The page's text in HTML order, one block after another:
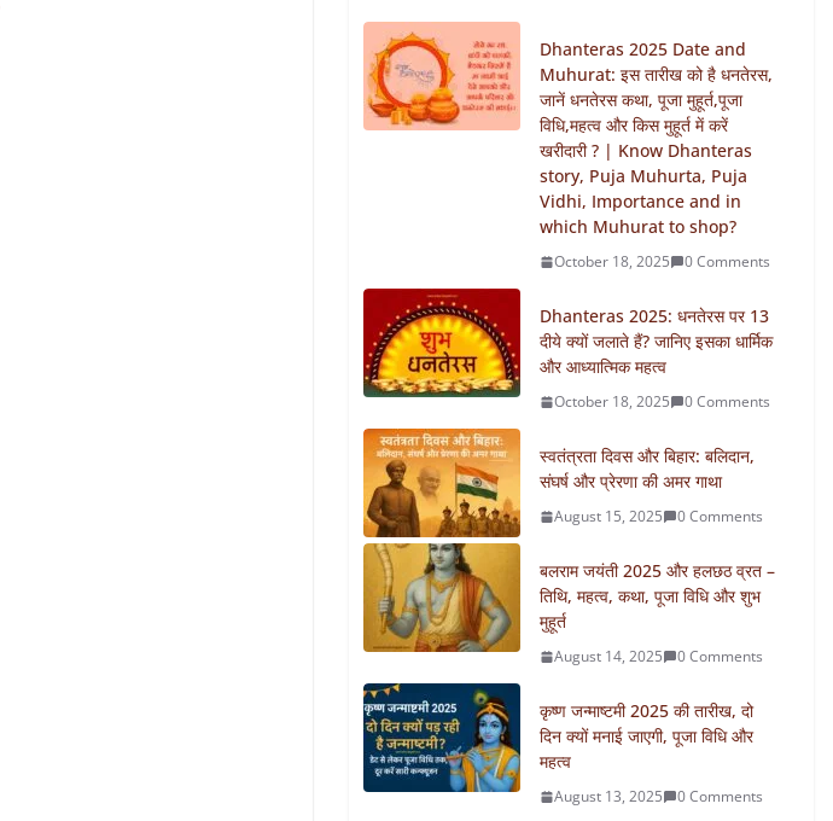
Dhanteras 2025 Date and
Muhurat: इस तारीख को है धनतेरस,
जानें धनतेरस कथा, पूजा मुहूर्त,पूजा
विधि,महत्व और किस मुहूर्त में करें
खरीदारी ? | Know Dhanteras
story, Puja Muhurta, Puja
Vidhi, Importance and in
which Muhurat to shop?
October 18, 2025 0 Comments
Dhanteras 2025: धनतेरस पर 13
दीये क्यों जलाते हैं? जानिए इसका धार्मिक
और आध्यात्मिक महत्व
October 18, 2025 0 Comments
स्वतंत्रता दिवस और बिहार: बलिदान,
संघर्ष और प्रेरणा की अमर गाथा
August 15, 2025 0 Comments
बलराम जयंती 2025 और हलछठ व्रत –
तिथि, महत्व, कथा, पूजा विधि और शुभ
मुहूर्त
August 14, 2025 0 Comments
कृष्ण जन्माष्टमी 2025 की तारीख, दो
दिन क्यों मनाई जाएगी, पूजा विधि और
महत्व
August 13, 2025 0 Comments